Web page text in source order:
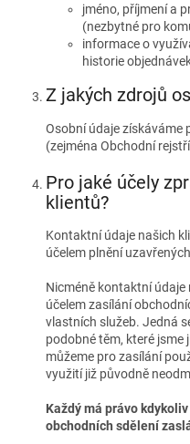
jméno, příjmení a
(nezbytné pro
informace o
historie
Z jakých zdrojů
Osobní údaje získáváme
(zejména Obchodní
Pro jaké účely
klientů?
Kontaktní údaje našich
účelem plnění
Nicméně kontaktní
účelem zasílání
vlastních služeb. Jedná
podobné těm, které
můžeme pro zasílání
využití již původně
Každý má právo
obchodních sdělení